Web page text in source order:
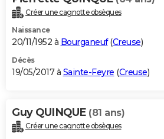
Créer une cagnotte obsèques
Naissance
20/11/1952 à Bourganeuf(Creuse)
Décès
19/05/2017 à Sainte-Feyre (Creuse)
Guy QUINQUE (81 ans)
Créer une cagnotte obsèques